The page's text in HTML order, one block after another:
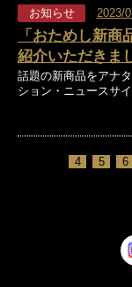
お知らせ 2023/
「おためし新
紹介いただきま
話題の新商品をアナ
ション・ニュースサ
4 5 6